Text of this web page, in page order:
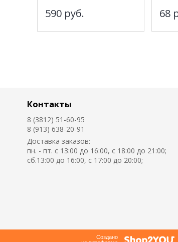
590 руб. 68
Контакты
8 (3812) 51-60-95
8 (913) 638-20-91
Доставка заказов:
пн. - пт. с 13:00 до 16:00, с 18:00 до 21:00;
сб.13:00 до 16:00, с 17:00 до 20:00;
Создано